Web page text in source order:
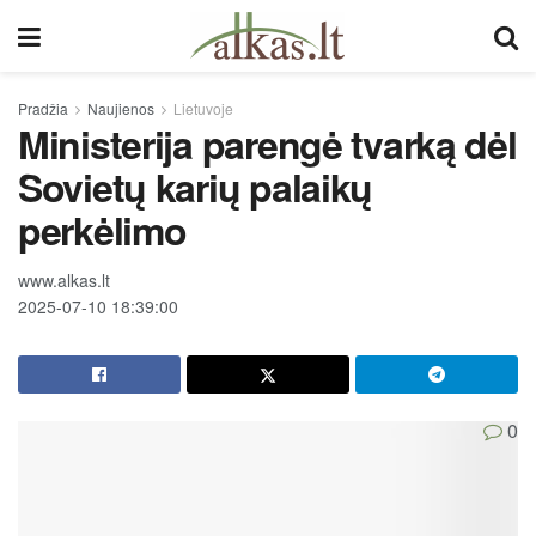
Pradžia Naujienos Lietuvoje
Ministerija parengė tvarką dėl
Sovietų karių palaikų
perkėlimo
www.alkas.lt
2025-07-10 18:39:00
0